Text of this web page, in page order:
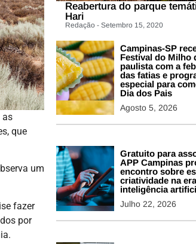
as
que
um
fazer
por
Reabertura do parque
Hari
Redação - Setembro 15, 2020
Campinas-SP
Festival do Milho
paulista com a
das fatias e
especial para
Dia dos Pais
Agosto 5, 2026
Gratuito para
APP Campinas
encontro sobre
criatividade na
inteligência
Julho 22, 2026